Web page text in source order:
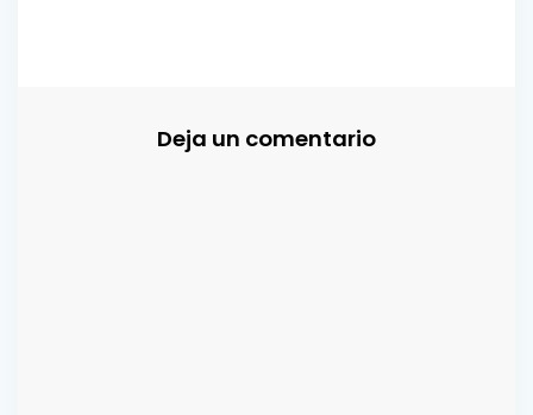
Deja un comentario